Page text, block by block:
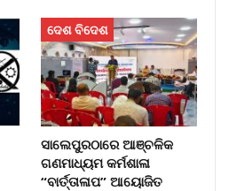
ଦେଶ ବିଦେଶ
ସାଲେପୁରଠାରେ ଆଞ୍ଚଳିକ
ଗଣମାଧ୍ୟମ କର୍ମଶାଳା
“ବାର୍ତ୍ତାଳାପ” ଆୟୋଜିତ